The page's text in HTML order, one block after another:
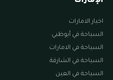
اخبار الامارات
السياحة في أبوظبي
السياحة في الامارات
السياحة في الشارقة
السياحة في العين